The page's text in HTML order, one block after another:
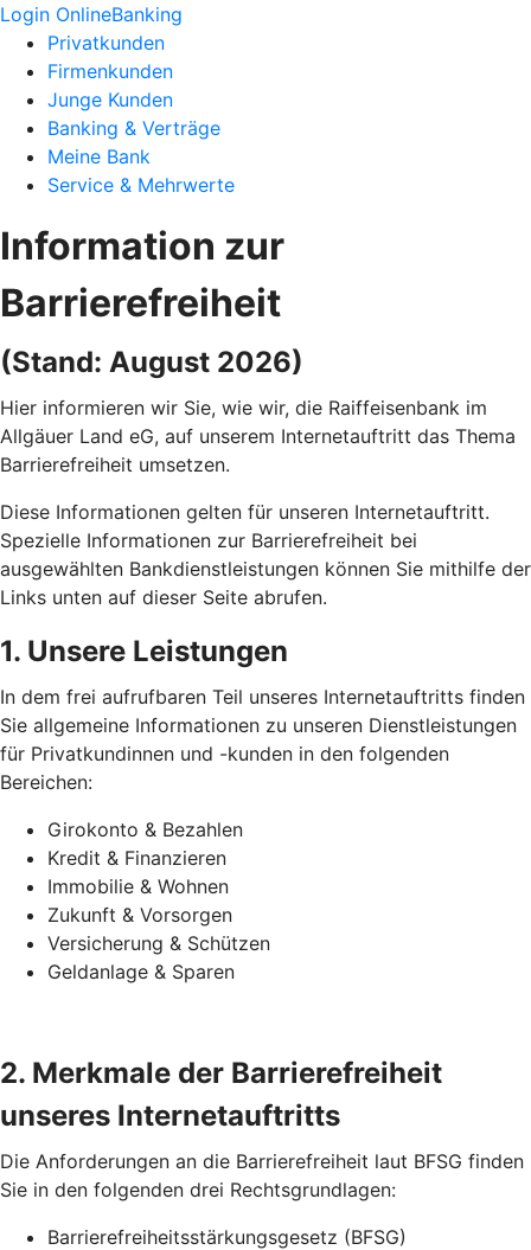
Login OnlineBanking
Privatkunden
Firmenkunden
Junge Kunden
Banking & Verträge
Meine Bank
Service & Mehrwerte
Information zur
Barrierefreiheit
(Stand: August 2026)
Hier informieren wir Sie, wie wir, die Raiffeisenbank im
Allgäuer Land eG, auf unserem Internetauftritt das Thema
Barrierefreiheit umsetzen.
Diese Informationen gelten für unseren Internetauftritt.
Spezielle Informationen zur Barrierefreiheit bei
ausgewählten Bankdienstleistungen können Sie mithilfe der
Links unten auf dieser Seite abrufen.
1. Unsere Leistungen
In dem frei aufrufbaren Teil unseres Internetauftritts finden
Sie allgemeine Informationen zu unseren Dienstleistungen
für Privatkundinnen und -kunden in den folgenden
Bereichen:
Girokonto & Bezahlen
Kredit & Finanzieren
Immobilie & Wohnen
Zukunft & Vorsorgen
Versicherung & Schützen
Geldanlage & Sparen
2. Merkmale der Barrierefreiheit
unseres Internetauftritts
Die Anforderungen an die Barrierefreiheit laut BFSG finden
Sie in den folgenden drei Rechtsgrundlagen:
Barrierefreiheitsstärkungsgesetz (BFSG)